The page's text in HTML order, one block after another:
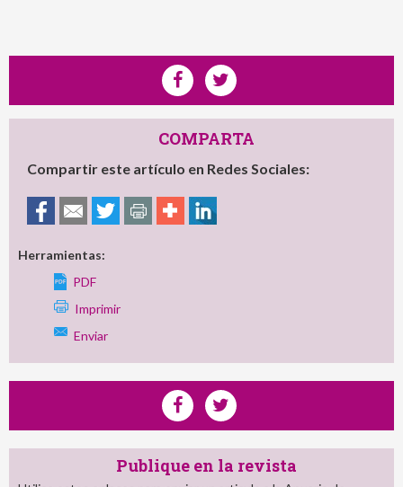
COMPARTA
Compartir este artículo en Redes Sociales:
Herramientas:
PDF
Imprimir
Enviar
Publique en la revista